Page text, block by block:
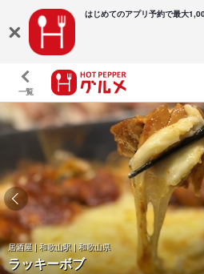
はじめてのアプリ予約で最大
一覧
居酒屋 | 和歌山駅 | 和歌山県
ラッキーボブ